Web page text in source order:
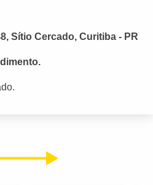
Sítio Cercado, Curitiba - PR
Próximo